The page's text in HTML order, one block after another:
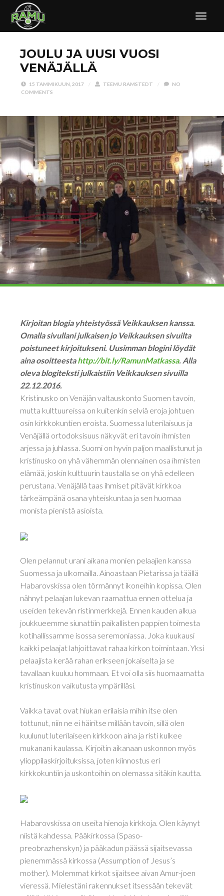
JOULU JA UUSI VUOSI
VENÄJÄLLÄ
15 TAMMIKUUN, 2017 / TEEMU RAMSTEDT /
NO
COMMENTS
Kirjoitan blogia yhteistyössä Veikkauksen kanssa.
Omalla sivullani julkaisen jo Veikkauksen sivuilta
poistuneet kirjoitukseni. Uusimman blogini löydät
aina osoitteestahttp://bit.ly/RamunMatkassa. Alla
oleva blogiteksti julkaistiin Veikkauksen sivuilla
22.12.2016.
Kristinusko on Venäjän valtauskonto Suomen tavoin,
mutta kulttuureissa on kuitenkin selviä eroja johtuen
osin kirkkokuntien eroista. Suomessa luterilaisuus ja
Venäjällä ortodoksisuus näkyvät eri tavoin ihmisten
arjessa ja juhlassa. Suomi on hyvin paljon maallistunut ja
kristinusko on yhä vähemmän olennainen osa ihmisten
elämää, joskin kulttuurin taustalla se on yhä edelleen
perustana. Venäjällä taas ihmiset pitävät kirkkoa
tärkeämpänä osana yhteiskuntaa ja sen huomaa
monista pienistä asioista.
Olen pelannut urani aikana monien pelaajien kanssa
Suomessa ja ulkomailla. Ainoastaan Pietarissa ja täällä
Habarovskissa olen törmännyt ikoneihin kopissa. Olen
nähnyt pelaajan lukevan raamattua ennen ottelua ja
useiden tekevän ristinmerkkejä. Ennen kauden alkua
joukkueemme siunattiin paikallisten pappien toimesta
kotihallissamme isossa seremoniassa. Joka kuukausi
kaikki pelaajat lahjoittavat rahaa kirkon toimintaan. Yksi
pelaajista kerää rahan erikseen jokaiselta ja se
tavallaan kuuluu hommaan. Et voi olla siis huomaamatta
kristinuskon vaikutusta ympärilläsi.
Vaikka tavat ovat hiukan erilaisia mihin itse olen
tottunut, niin ne ei häiritse millään tavoin, sillä olen
kuulunut luterilaiseen kirkkoon aina ja risti kulkee
mukanani kaulassa. Kirjoitin aikanaan uskonnon myös
ylioppilaskirjoituksissa, joten kiinnostus eri
kirkkokuntiin ja uskontoihin on olemassa sitäkin kautta.
Habarovskissa on useita hienoja kirkkoja. Olen käynyt
niistä kahdessa. Pääkirkossa (Spaso-
preobrazhenskyn) ja pääkadun päässä sijaitsevassa
pienemmässä kirkossa (Assumption of Jesus’s
mother). Molemmat kirkot sijaitsee aivan Amur-joen
vieressä. Mielestäni rakennukset itsessään tekevät